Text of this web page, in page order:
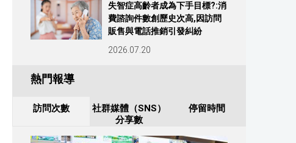
失智症高齡者成為下手目標?:消
費諮詢件數創歷史次高,因訪問
販售與電話推銷引發糾紛
2026.07.20
熱門報導
訪問次數
社群媒體（SNS）
分享數
停留時間